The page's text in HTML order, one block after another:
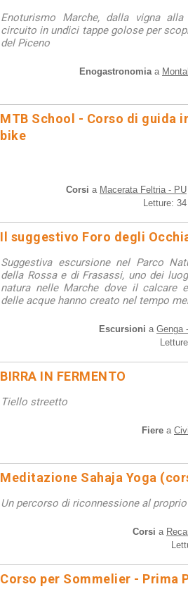
Enoturismo Marche, dalla vigna
circuito in undici tappe golose per
del Piceno
Enogastronomiaa
MTB School - Corso di guida
bike
Corsi a Macerata Feltria - PU
Letture: 34
Il suggestivo Foro degli
Suggestiva escursione nel Parco
della Rossa e di Frasassi, uno dei
natura nelle Marche dove il calcare
delle acque hanno creato nel tempo
Escursioni a Genga
BIRRA IN FERMENTO
Tiello streetto
Fiere a
Meditazione Sahaja Yoga
Un percorso di riconnessione al
Corsi a
Corso per Sommelier - Prima